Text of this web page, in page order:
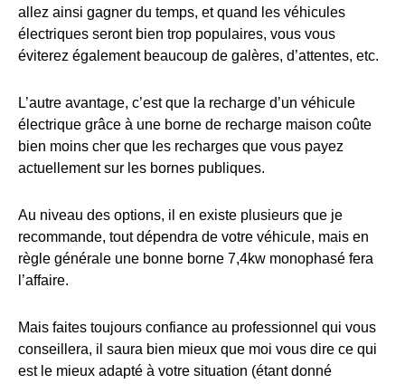
allez ainsi gagner du temps, et quand les véhicules
électriques seront bien trop populaires, vous vous
éviterez également beaucoup de galères, d’attentes, etc.
L’autre avantage, c’est que la recharge d’un véhicule
électrique grâce à une borne de recharge maison coûte
bien moins cher que les recharges que vous payez
actuellement sur les bornes publiques.
Au niveau des options, il en existe plusieurs que je
recommande, tout dépendra de votre véhicule, mais en
règle générale une bonne borne 7,4kw monophasé fera
l’affaire.
Mais faites toujours confiance au professionnel qui vous
conseillera, il saura bien mieux que moi vous dire ce qui
est le mieux adapté à votre situation (étant donné